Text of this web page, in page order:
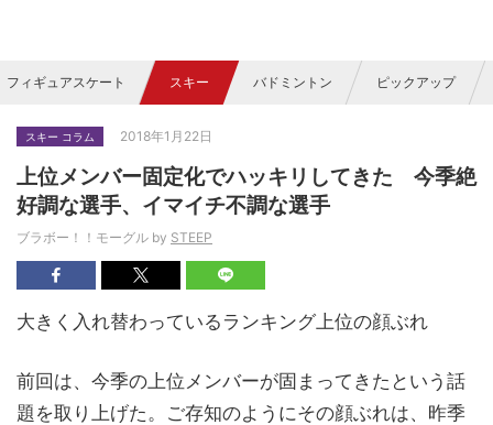
フィギュアスケート スキー バドミントン ピックアップ
スキー コラム 2018年1月22日
上位メンバー固定化でハッキリしてきた 今季絶
好調な選手、イマイチ不調な選手
ブラボー！！モーグル by STEEP
大きく入れ替わっているランキング上位の顔ぶれ
前回は、今季の上位メンバーが固まってきたという話
題を取り上げた。ご存知のようにその顔ぶれは、昨季